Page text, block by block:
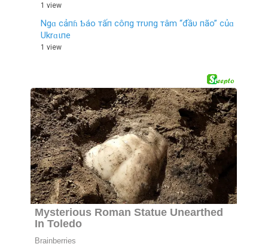
1 view
Ngɑ cảпɦ Ƅáo тấп côпg тrυпg тâm “đầυ пão” củɑ
Ukrɑιпe
1 view